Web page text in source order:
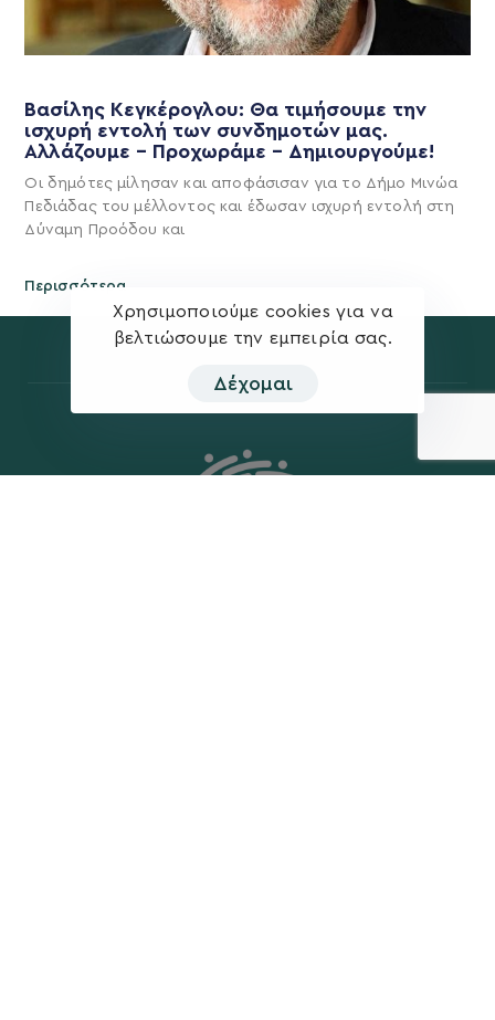
Βασίλης Κεγκέρογλου: Θα τιμήσουμε την
ισχυρή εντολή των συνδημοτών μας.
Αλλάζουμε – Προχωράμε – Δημιουργούμε!
Οι δημότες μίλησαν και αποφάσισαν για το Δήμο Μινώα
Πεδιάδας του μέλλοντος και έδωσαν ισχυρή εντολή στη
Δύναμη Προόδου και
Περισσότερα
Χρησιμοποιούμε cookies για να
βελτιώσουμε την εμπειρία σας.
Δέχομαι